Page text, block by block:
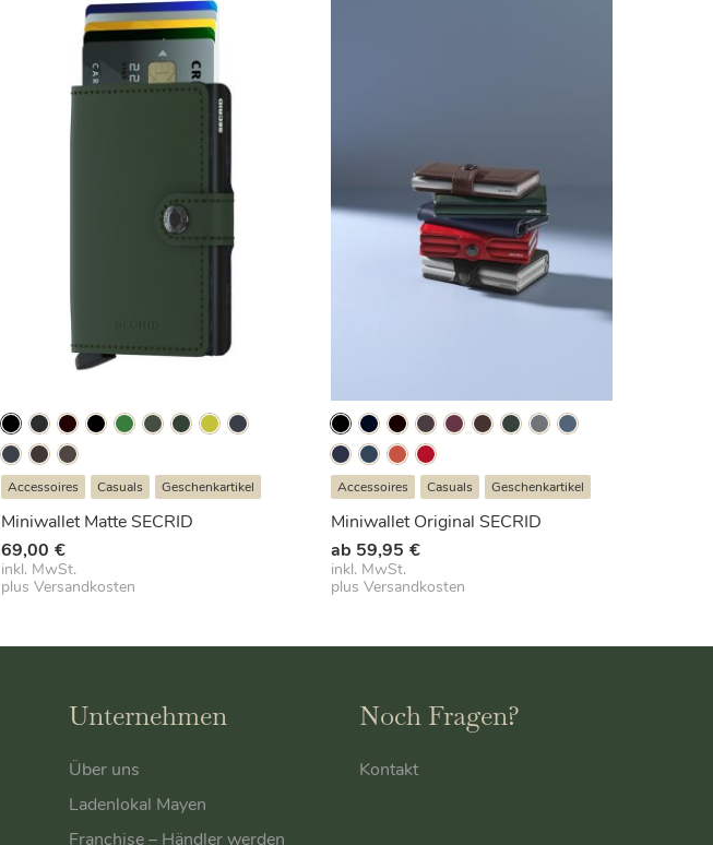
Accessoires Casuals Geschenkartikel
Miniwallet Matte SECRID
69,00 €
inkl. MwSt.
plus Versandkosten
Accessoires Casuals Geschenkartikel
Miniwallet Original SECRID
ab 59,95 €
inkl. MwSt.
plusVersandkosten
Unternehmen
Über uns
Ladenlokal Mayen
Franchise – Händler werden
Noch Fragen?
Kontakt